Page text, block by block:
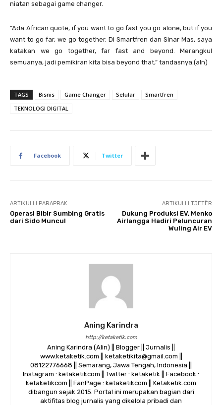
niatan sebagai game changer.
“Ada African quote, if you want to go fast you go alone, but if you
want to go far, we go together. Di Smartfren dan Sinar Mas, saya
katakan we go together, far fast and beyond. Merangkul
semuanya, jadi pemikiran kita bisa beyond that,” tandasnya.(aln)
TAGS Bisnis Game Changer Selular
Smartfren
TEKNOLOGI DIGITAL
Facebook Twitter
ARTIKULLI PARAPRAK
Operasi Bibir Sumbing Gratis
dari Sido Muncul
ARTIKULLI TJETËR
Dukung Produksi EV, Menko
Airlangga Hadiri Peluncuran
Wuling Air EV
Aning Karindra
http://ketaketik.com
Aning Karindra (Alin) || Blogger || Jurnalis ||
www.ketaketik.com || ketaketikita@gmail.com ||
08122776668 || Semarang, Jawa Tengah, Indonesia ||
Instagram : ketaketikcom || Twitter : ketaketik || Facebook :
ketaketikcom || FanPage : ketaketikcom || Ketaketik.com
dibangun sejak 2015. Portal ini merupakan bagian dari
aktifitas blog jurnalis yang dikelola pribadi dan